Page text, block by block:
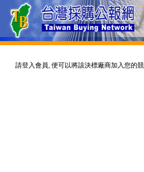
請登入會員, 便可以將該決標廠商加入您的